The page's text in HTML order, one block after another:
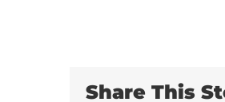
Share This